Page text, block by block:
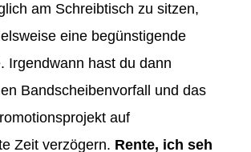
am Schreibtisch zu sitzen,
eine begünstigende
Irgendwann hast du dann
Bandscheibenvorfall und das
auf
Zeit verzögern. Rente, ich seh